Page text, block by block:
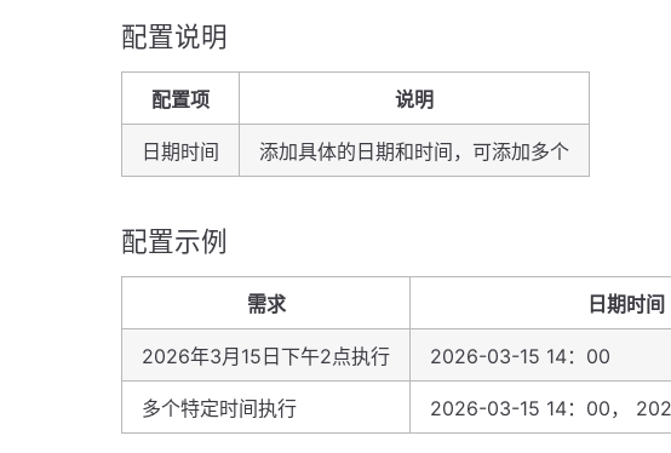
配置说明
配置项 说明
日期时间 添加具体的日期和时间，可添加多个
配置示例
需求 日期时间
2026年3月15日下午2点执行 2026-03-15 14：00
多个特定时间执行 2026-03-15 14：00，